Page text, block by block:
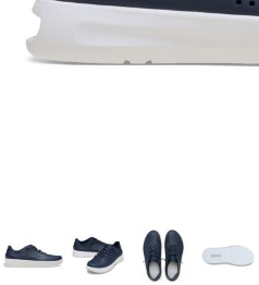
View larger image
View larger image
View larger